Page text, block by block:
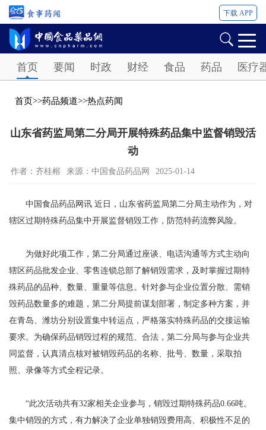
下载 APP
首页 要闻 时政 财经 食品 药品 医疗
首页>>药品频道>>热点药闻
山东省药监局第二分局开展特殊药品集中监督销毁活
动
作者：齐桂榕 来源：中国食品药品网 2025-01-14
中国食品药品网讯 近日，山东省药监局第二分局主动作为，对
辖区过期特殊药品集中开展监督销毁工作，防范特药流弊风险。
为做好此项工作，第二分局通过座谈、电话沟通等方式主动向
辖区药品批发企业、零售连锁总部了解销毁需求，及时掌握过期特
殊药品的品种、数量、重量等信息。针对参与企业位置分散、需销
毁药品数量多的难题，第二分局提前谋划部署，制定多种方案，并
在青岛、潍坊分别设置集中转运点，严格落实特殊药品的交接运输
要求。为确保药品销毁过程的规范、合法，第二分局与参与企业共
同监督，认真清点核对被销毁药品的名称、批号、数量，采取拍
照、录像等方式全程记录。
“此次活动共有32家相关企业参与，销毁过期特殊药品0.66吨。
集中销毁的方式，有力解决了企业单独销毁费用高、积极性不足的